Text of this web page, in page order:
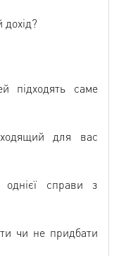
підходять саме
для вас
справи з
чи не придбати